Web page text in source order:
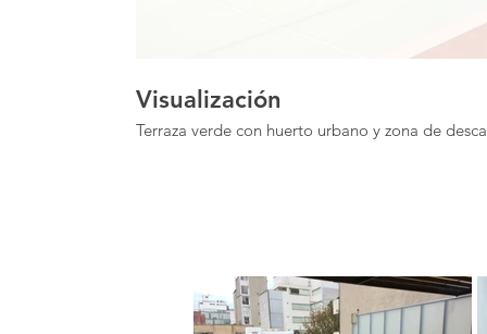
Visualización
Terraza verde con huerto urbano y zona de